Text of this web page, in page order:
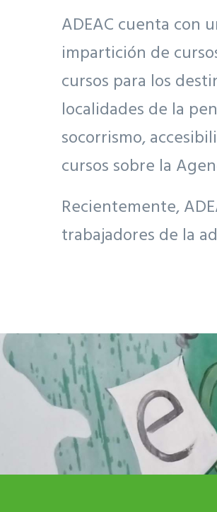
ADEAC cuenta con
impartición de
cursos para los
localidades de la
socorrismo,
cursos sobre la
Recientemente,
trabajadores de la